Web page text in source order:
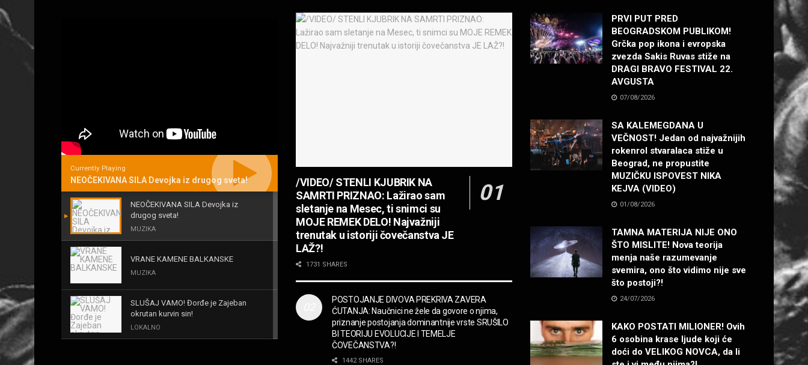
Currently Playing
NEOČEKIVANA SILA Devojka iz drugog sveta!
NEOČEKIVANA SILA Devojka iz
drugog sveta!
MUZIKA
VRANE KAMENE BALKANSKE
MUZIKA
SLUŠAJ VAMO! Đorđe je Zajeban
okrutan kurvin sin!
LOKALNO
/VIDEO/ STENLI KJUBRIK NA
SAMRTI PRIZNAO: Lažirao sam
sletanje na Mesec, ti snimci su
MOJE REMEK DELO! Najvažniji
trenutak u istoriji čovečanstva JE
LAŽ?!
1731 SHARES
POSTOJANJE DIVOVA PREKRIVA ZAVERA
ĆUTANJA: Naučnici ne žele da govore o njima,
priznanje postojanja dominantnije vrste SRUŠILO
BI TEORIJU EVOLUCIJE I TEMELJE
ČOVEČANSTVA?!
1442 SHARES
PRVI PUT PRED
BEOGRADSKOM PUBLIKOM!
Grčka pop ikona i evropska
zvezda Sakis Ruvas stiže na
DRAGI BRAVO FESTIVAL 22.
AVGUSTA
07/08/2026
SA KALEMEGDANA U
VEČNOST! Jedan od najvažnijih
rokenrol stvaralaca stiže u
Beograd, ne propustite
MUZIČKU ISPOVEST NIKA
KEJVA (VIDEO)
01/08/2026
TAMNA MATERIJA NIJE ONO
ŠTO MISLITE! Nova teorija
menja naše razumevanje
svemira, ono što vidimo nije sve
što postoji?!
24/07/2026
KAKO POSTATI MILIONER! Ovih
6 osobina krase ljude koji će
doći do VELIKOG NOVCA, da li